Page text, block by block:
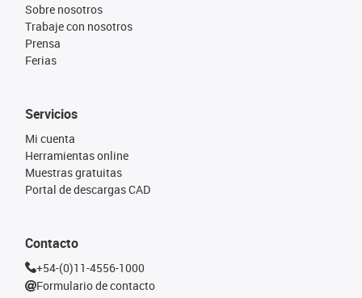
Sobre nosotros
Trabaje con nosotros
Prensa
Ferias
Servicios
Mi cuenta
Herramientas online
Muestras gratuitas
Portal de descargas CAD
Contacto
+54-(0)11-4556-1000
Formulario de contacto